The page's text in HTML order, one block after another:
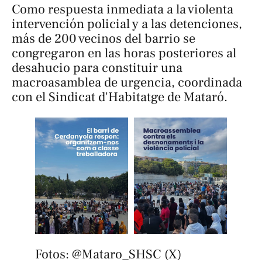
Como respuesta inmediata a la violenta
intervención policial y a las detenciones,
más de 200 vecinos del barrio se
congregaron en las horas posteriores al
desahucio para constituir una
macroasamblea de urgencia, coordinada
con el Sindicat d'Habitatge de Mataró.
Fotos: @Mataro_SHSC (X)